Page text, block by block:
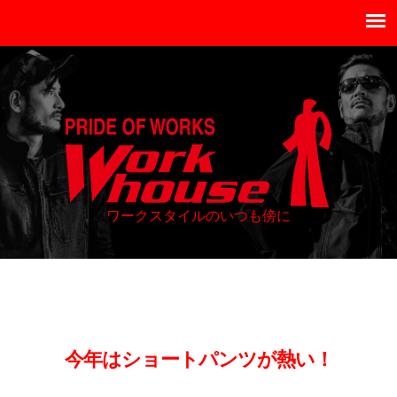
ワークスタイルのいつも傍に
今年はショートパンツが熱い！